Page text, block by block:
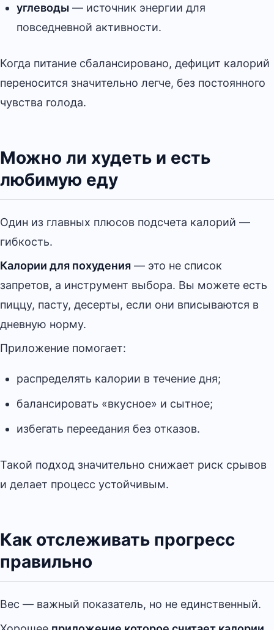
углеводы — источник энергии для
повседневной активности.
Когда питание сбалансировано, дефицит калорий
переносится значительно легче, без постоянного
чувства голода.
Можно ли худеть и есть
любимую еду
Один из главных плюсов подсчета калорий —
гибкость.
Калории для похудения — это не список
запретов, а инструмент выбора. Вы можете есть
пиццу, пасту, десерты, если они вписываются в
дневную норму.
Приложение помогает:
распределять калории в течение дня;
балансировать «вкусное» и сытное;
избегать переедания без отказов.
Такой подход значительно снижает риск срывов
и делает процесс устойчивым.
Как отслеживать прогресс
правильно
Вес — важный показатель, но не единственный.